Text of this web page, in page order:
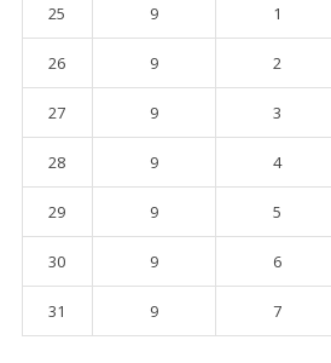
25 9 1
26 9 2
27 9 3
28 9 4
29 9 5
30 9 6
31 9 7